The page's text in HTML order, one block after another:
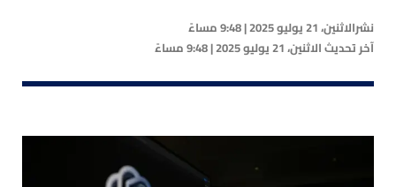
نشرالاثنين، 21 يوليو 2025 | 9:48 مساءً
آخر تحديثالاثنين، 21 يوليو 2025 | 9:48 مساءً